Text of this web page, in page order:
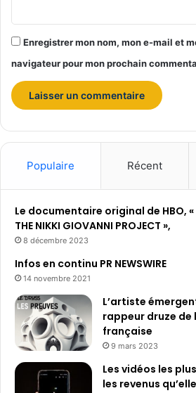
t
-
i
c
e
Enregistrer mon nom, mon e-mail et
navigateur pour mon prochain
Populaire Récent
Le documentaire original de HBO, «
THE NIKKI GIOVANNI PROJECT »,
8 décembre 2023
Infos en continu PR NEWSWIRE
14 novembre 2021
L’artiste
rappeur druze de
française
9 mars 2023
Les vidéos les
les revenus